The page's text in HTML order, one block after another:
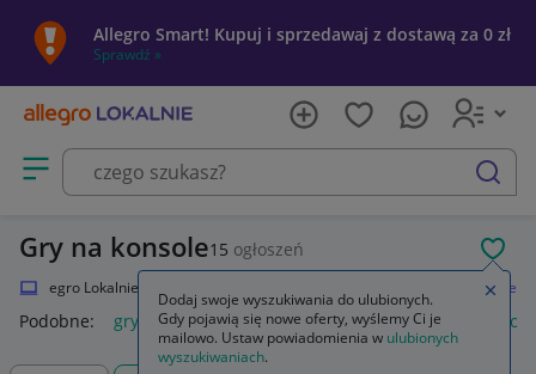
Allegro Smart! Kupuj i sprzedawaj z dostawą za 0 zł
Sprawdź »
Otwórz menu z kategoriami
szukaj
Gry na konsole15 ogłoszeń
Allegro Lokalnie Gry na konsole
Podobne: gry na konsole gry na konsolę ps5 gry na
Dodaj swoje wyszukiwania do ulubionych.
Gdy pojawią się nowe oferty, wyślemy Ci je
mailowo. Ustaw powiadomienia w ulubionych
wyszukiwaniach.